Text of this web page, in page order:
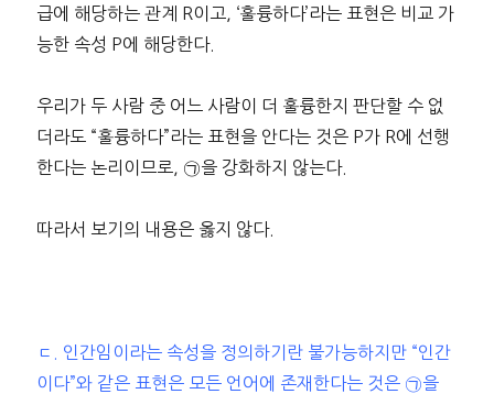
급에 해당하는 관계 R이고, ‘훌륭하다’라는 표현은 비교 가
능한 속성 P에 해당한다.
우리가 두 사람 중 어느 사람이 더 훌륭한지 판단할 수 없
더라도 “훌륭하다”라는 표현을 안다는 것은 P가 R에 선행
한다는 논리이므로, ㉠을 강화하지 않는다.
따라서 보기의 내용은 옳지 않다.
ㄷ. 인간임이라는 속성을 정의하기란 불가능하지만 “인간
이다”와 같은 표현은 모든 언어에 존재한다는 것은 ㉠을